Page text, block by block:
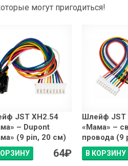
могут пригодиться!
JST XH2.54
– Dupont
(9 pin, 20 см)
64₽
Шлейф JST
«Мама» –
провода (9
В КОРЗИНУ